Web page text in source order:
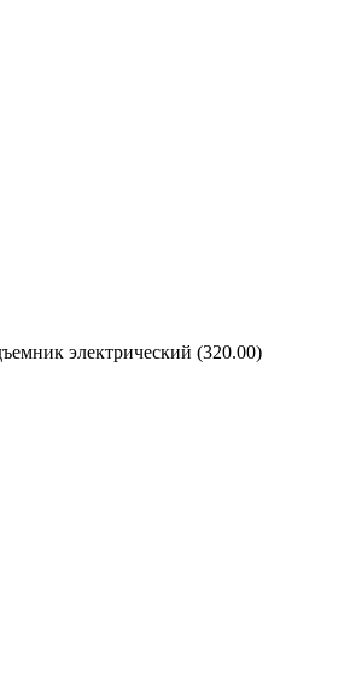
электрический (320.00)